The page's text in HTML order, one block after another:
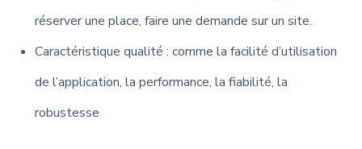
réserver une place, faire une demande sur un site.
Caractéristique qualité : comme la facilité d’utilisation
de l’application, la performance, la fiabilité, la
robustesse